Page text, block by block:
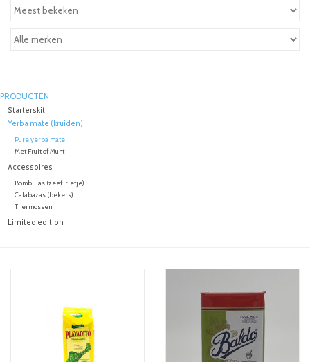
PRODUCTEN
Starterskit
Yerba mate (kruiden)
Pure yerba mate
Met Fruit of Munt
Accessoires
Bombillas (zeef-rietje)
Calabazas (bekers)
Thermossen
Limited edition